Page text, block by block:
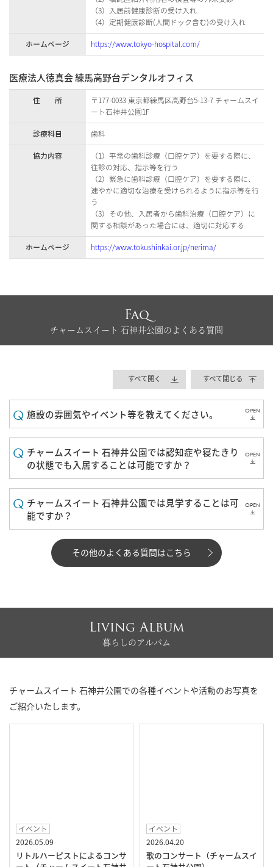
（3）入居前健康診断の受け入れ
（4）定期健康診断(人間ドック含む)の受け入れ
ホームページ
https://www.tokyo-hospital.com/
医療法人徳真会 練馬高野台デンタルオフィス
住 所
〒177-0033 東京都練馬区高野台5-13-7 チャームスイ
ート石神井公園1F
診療科目
歯科
協力内容
（1）平常の歯科診療（口腔ケア）を要する際に、
往診の対応、指示等を行う
（2）緊急に歯科診療（口腔ケア）を要する際に、
速やかに適切な治療を受けられるように指示等を行
う
（3）その他、入居者から歯科治療（口腔ケア）に
関する相談があった場合には、適切に対応する
ホームページ
https://www.tokushinkai.or.jp/nerima/
Faq
チャームスイート 石神井公園のよくある質問
すべて開く すべて閉じる
施設の雰囲気やイベント等を教えてください。 OPEN
チャームスイート 石神井公園では認知症や寝たきり
の状態でも入居することは可能ですか？
OPEN
チャームスイート 石神井公園では見学することは可
能ですか？
OPEN
その他のよくある質問はこちら
Living Album
暮らしのアルバム
チャームスイート 石神井公園での各種イベントや活動のお写真を
ご紹介いたします。
イベント
2026.05.09
リトルハーピストによるコンサ
イベント
2026.04.20
歌のコンサート（チャームスイ